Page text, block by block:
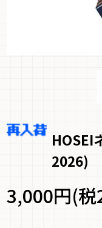
HOSEI
2026)
3,000円(税